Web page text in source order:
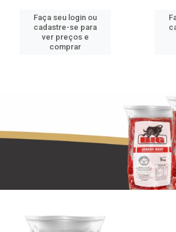
Faça seu login ou
cadastre-se para
ver preços e
comprar